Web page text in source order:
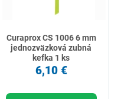
Curaprox CS 1006 6 mm
jednozväzková zubná
kefka 1 ks
6,10 €